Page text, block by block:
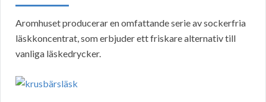
Aromhuset producerar en omfattande serie av sockerfria
läskkoncentrat, som erbjuder ett friskare alternativ till
vanliga läskedrycker.